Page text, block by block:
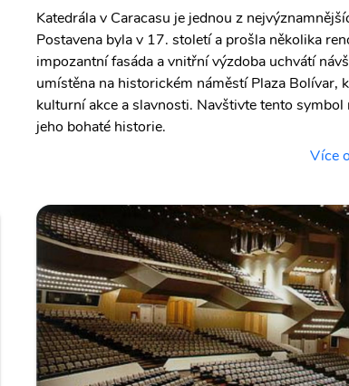
Katedrála v Caracasu je jednou z
Postavena byla v 17. století a prošla několika
impozantní fasáda a vnitřní výzdoba uchvátí
umístěna na historickém náměstí Plaza Bolívar,
kulturní akce a slavnosti. Navštivte tento symbol
jeho bohaté historie.
Více